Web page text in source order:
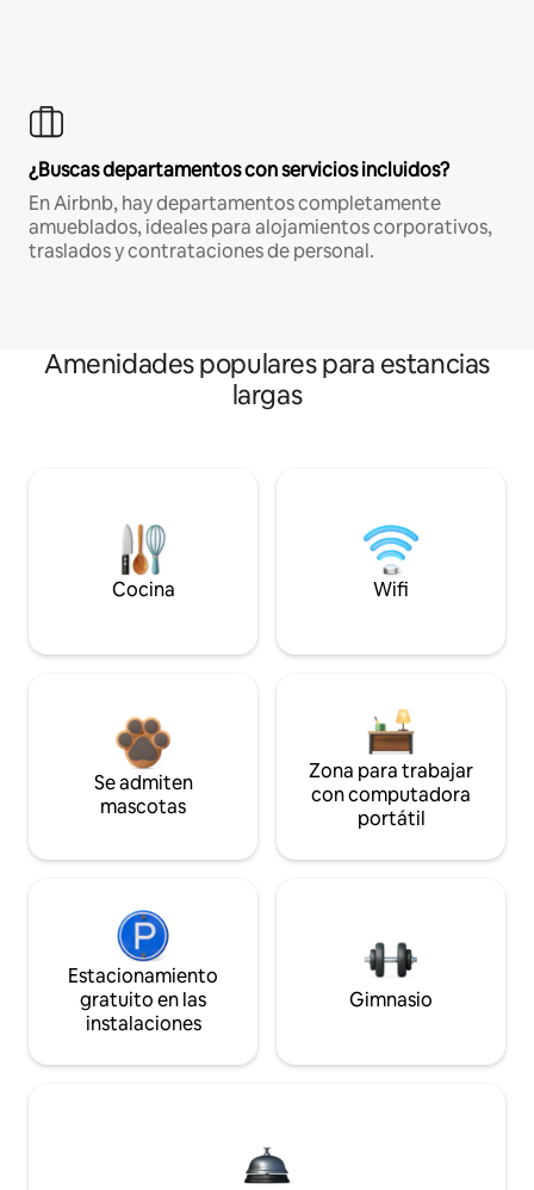
¿Buscas departamentos con servicios incluidos?
En Airbnb, hay departamentos completamente
amueblados, ideales para alojamientos corporativos,
traslados y contrataciones de personal.
Amenidades populares para estancias
largas
Cocina Wifi
Se admiten
mascotas
Zona para trabajar
con computadora
portátil
Estacionamiento
gratuito en las
instalaciones
Gimnasio